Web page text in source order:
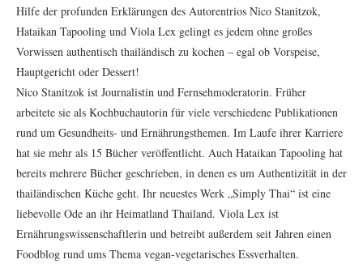
Hilfe der profunden Erklärungen des Autorentrios Nico Stanitzok,
Hataikan Tapooling und Viola Lex gelingt es jedem ohne großes
Vorwissen authentisch thailändisch zu kochen – egal ob Vorspeise,
Hauptgericht oder Dessert!
Nico Stanitzok ist Journalistin und Fernsehmoderatorin. Früher
arbeitete sie als Kochbuchautorin für viele verschiedene Publikationen
rund um Gesundheits- und Ernährungsthemen. Im Laufe ihrer Karriere
hat sie mehr als 15 Bücher veröffentlicht. Auch Hataikan Tapooling hat
bereits mehrere Bücher geschrieben, in denen es um Authentizität in der
thailändischen Küche geht. Ihr neuestes Werk „Simply Thai“ ist eine
liebevolle Ode an ihr Heimatland Thailand. Viola Lex ist
Ernährungswissenschaftlerin und betreibt außerdem seit Jahren einen
Foodblog rund ums Thema vegan-vegetarisches Essverhalten.